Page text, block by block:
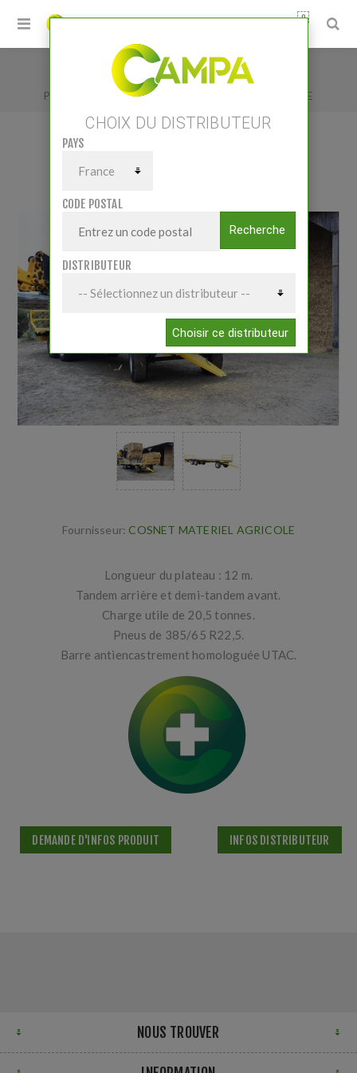
0
Accueil / Matériels / Transport
Plateaux fourragers SATURNE 13.10 S PLUS PTE
SATURNE 13.10 S PLUS PTE
Fournisseur: COSNET MATERIEL AGRICOLE
Longueur du plateau : 12 m.
Tandem arrière et demi-tandem avant.
Charge utile de 20,5 tonnes.
Pneus de 385/65 R22,5.
Barre antiencastrement homologuée UTAC.
DEMANDE D'INFOS PRODUIT INFOS DISTRIBUTEUR
NOUS TROUVER
CHOIX DU DISTRIBUTEUR
PAYS
CODE POSTAL
Recherche
DISTRIBUTEUR
Choisir ce distributeur